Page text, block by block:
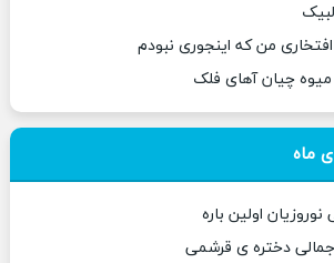
من که اینجوری نبودم
چیان آهای فلک
ماه
اولین باره
دختره ی قرشمی